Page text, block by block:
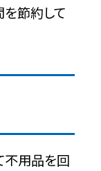
節約して
不用品を回